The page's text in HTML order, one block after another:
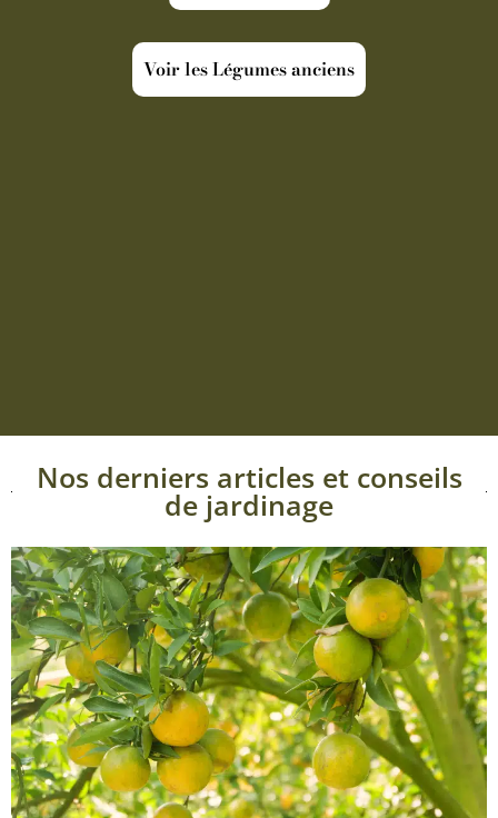
Voir les Légumes anciens
Nos derniers articles et conseils
de jardinage